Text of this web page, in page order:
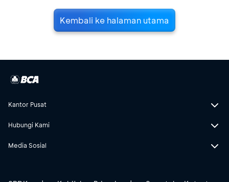
Kembali ke halaman utama
Kantor Pusat
Hubungi Kami
Media Sosial